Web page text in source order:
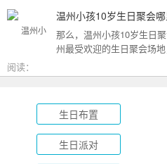
温州小孩10岁生日聚会
那么，温州小孩10岁生日
州最受欢迎的生日聚会场
成长礼到绿茵场派对，总
阅读：
生日布置
生日派对